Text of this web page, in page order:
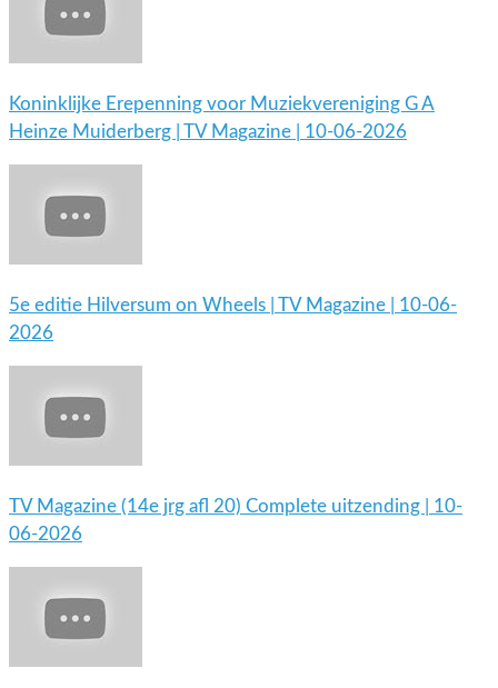
Koninklijke Erepenning voor Muziekvereniging G A
Heinze Muiderberg | TV Magazine | 10-06-2026
5e editie Hilversum on Wheels | TV Magazine | 10-06-
2026
TV Magazine (14e jrg afl 20) Complete uitzending | 10-
06-2026